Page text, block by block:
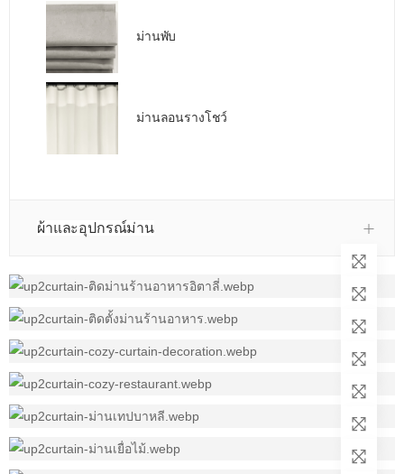
ม่านพับ
ม่านลอนรางโชว์
ผ้าและอุปกรณ์ม่าน